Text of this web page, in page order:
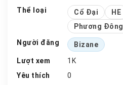
Thể loại
Cổ Đại HE
Phương Đông
Người đăng
Bizane
Lượt xem
1K
Yêu thích
0